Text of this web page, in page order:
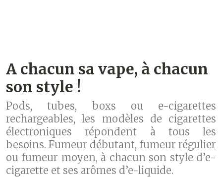
A chacun sa vape, à chacun
son style !
Pods, tubes, boxs ou e-cigarettes
rechargeables, les modèles de cigarettes
électroniques répondent à tous les
besoins. Fumeur débutant, fumeur régulier
ou fumeur moyen, à chacun son style d’e-
cigarette et ses arômes d’e-liquide.